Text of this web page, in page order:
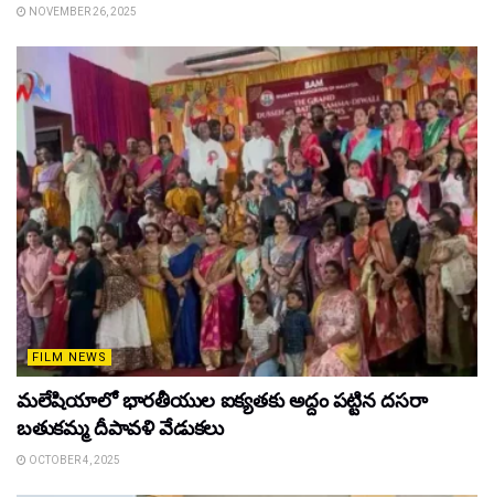
NOVEMBER 26, 2025
FILM NEWS
మలేషియాలో భారతీయుల ఐక్యతకు అద్దం పట్టిన దసరా
బతుకమ్మ దీపావళి వేడుకలు
OCTOBER 4, 2025